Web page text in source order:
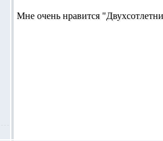
Мне очень нравится